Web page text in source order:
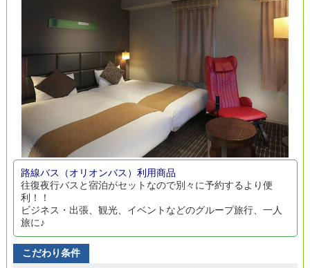
路線バス（オリオンバス）利用商品
往復夜行バスと宿泊がセットなので別々に予約するより便
利！！
ビジネス・出張、観光、イベントなどのグループ旅行、一人
旅に♪
こだわり条件